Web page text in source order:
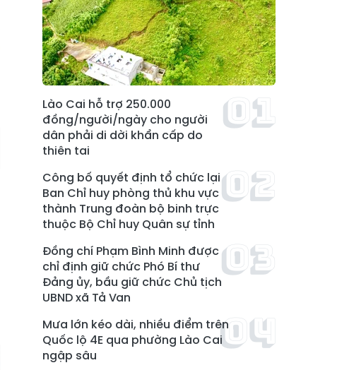
Lào Cai hỗ trợ 250.000
đồng/người/ngày cho người
dân phải di dời khẩn cấp do
thiên tai
Công bố quyết định tổ chức lại
Ban Chỉ huy phòng thủ khu vực
thành Trung đoàn bộ binh trực
thuộc Bộ Chỉ huy Quân sự tỉnh
Đồng chí Phạm Bình Minh được
chỉ định giữ chức Phó Bí thư
Đảng ủy, bầu giữ chức Chủ tịch
UBND xã Tả Van
Mưa lớn kéo dài, nhiều điểm trên
Quốc lộ 4E qua phường Lào Cai
ngập sâu